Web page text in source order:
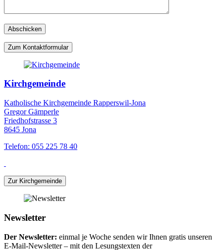
Zum Kontaktformular
Kirchgemeinde
Katholische Kirchgemeinde Rapperswil-Jona
Gregor Gämperle
Friedhofstrasse 3
8645 Jona
Telefon: 055 225 78 40
Zur Kirchgemeinde
Newsletter
Der Newsletter: einmal je Woche senden wir Ihnen gratis unseren
E-Mail-Newsletter – mit den Lesungstexten der